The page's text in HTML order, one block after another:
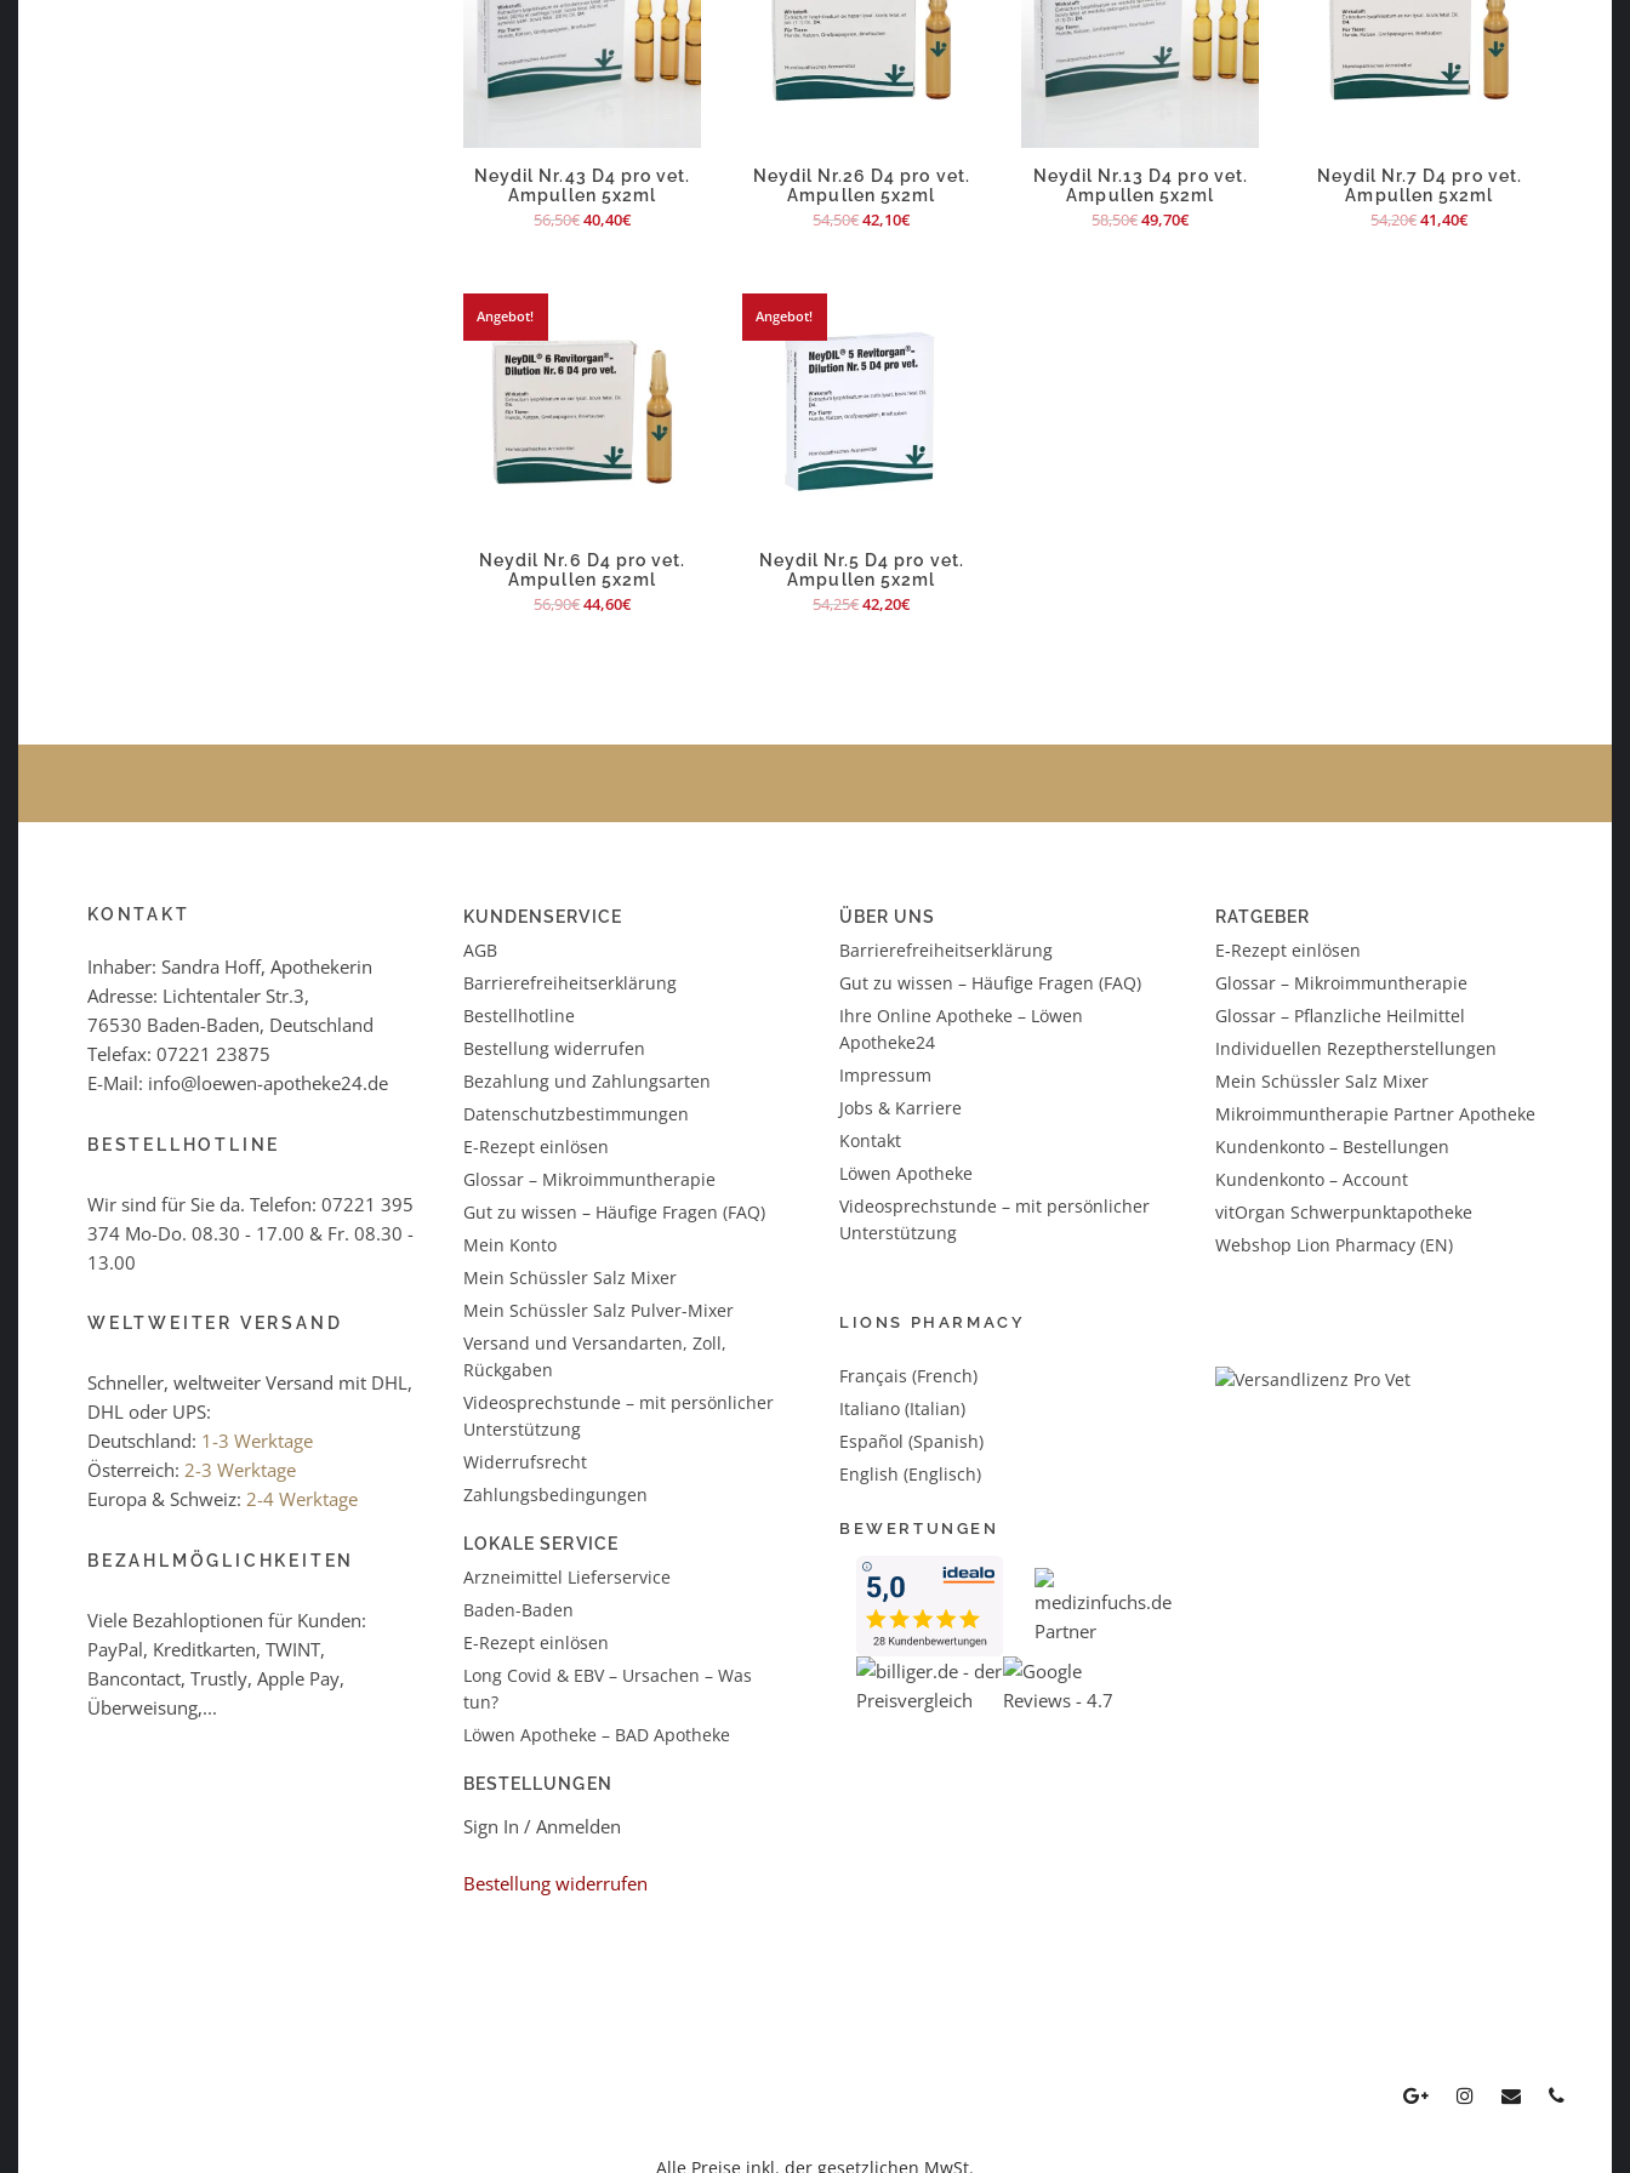
Neydil Nr.43 D4 pro vet.
Ampullen 5x2ml
56,50€40,40€
Neydil Nr.26 D4 pro vet.
Ampullen 5x2ml
54,50€42,10€
Neydil Nr.13 D4 pro vet.
Ampullen 5x2ml
58,50€49,70€
Neydil Nr.7 D4 pro vet.
Ampullen 5x2ml
54,20€41,40€
Angebot!
Neydil Nr.6 D4 pro vet.
Ampullen 5x2ml
56,90€44,60€
Angebot!
Neydil Nr.5 D4 pro vet.
Ampullen 5x2ml
54,25€42,20€
KONTAKT
Inhaber: Sandra Hoff, Apothekerin
Adresse: Lichtentaler Str.3,
76530 Baden-Baden, Deutschland
Telefax: 07221 23875
E-Mail: info@loewen-apotheke24.de
BESTELLHOTLINE
Wir sind für Sie da. Telefon: 07221 395
374 Mo-Do. 08.30 - 17.00 & Fr. 08.30 -
13.00
WELTWEITER VERSAND
Schneller, weltweiter Versand mit DHL,
DHL oder UPS:
Deutschland: 1-3 Werktage
Österreich: 2-3 Werktage
Europa & Schweiz: 2-4 Werktage
BEZAHLMÖGLICHKEITEN
Viele Bezahloptionen für Kunden:
PayPal, Kreditkarten, TWINT,
Bancontact, Trustly, Apple Pay,
Überweisung,...
KUNDENSERVICE
AGB
Barrierefreiheitserklärung
Bestellhotline
Bestellung widerrufen
Bezahlung und Zahlungsarten
Datenschutzbestimmungen
E-Rezept einlösen
Glossar – Mikroimmuntherapie
Gut zu wissen – Häufige Fragen (FAQ)
Mein Konto
Mein Schüssler Salz Mixer
Mein Schüssler Salz Pulver-Mixer
Versand und Versandarten, Zoll,
Rückgaben
Videosprechstunde – mit persönlicher
Unterstützung
Widerrufsrecht
Zahlungsbedingungen
LOKALE SERVICE
Arzneimittel Lieferservice
Baden-Baden
E-Rezept einlösen
Long Covid & EBV – Ursachen – Was
tun?
Löwen Apotheke – BAD Apotheke
BESTELLUNGEN
Sign In / Anmelden
Bestellung widerrufen
ÜBER UNS
Barrierefreiheitserklärung
Gut zu wissen – Häufige Fragen (FAQ)
Ihre Online Apotheke – Löwen
Apotheke24
Impressum
Jobs & Karriere
Kontakt
Löwen Apotheke
Videosprechstunde – mit persönlicher
Unterstützung
LIONS PHARMACY
Français (French)
Italiano (Italian)
Español (Spanish)
English (Englisch)
BEWERTUNGEN
RATGEBER
E-Rezept einlösen
Glossar – Mikroimmuntherapie
Glossar – Pflanzliche Heilmittel
Individuellen Rezeptherstellungen
Mein Schüssler Salz Mixer
Mikroimmuntherapie Partner Apotheke
Kundenkonto – Bestellungen
Kundenkonto – Account
vitOrgan Schwerpunktapotheke
Webshop Lion Pharmacy (EN)
Alle Preise inkl. der gesetzlichen MwSt.